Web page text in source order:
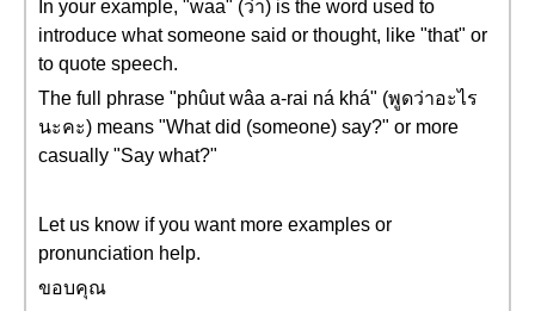
In your example, "waa" (ว่า) is the word used to
introduce what someone said or thought, like "that" or
to quote speech.
The full phrase "phûut wâa a-rai ná khá" (พูดว่าอะไร
นะคะ) means "What did (someone) say?" or more
casually "Say what?"
Let us know if you want more examples or
pronunciation help.
ขอบคุณ